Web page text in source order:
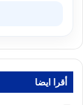
أقرا ايضا